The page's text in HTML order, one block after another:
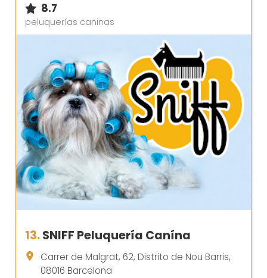
8.7
peluquerías caninas
13.SNIFF Peluquería Canína
Carrer de Malgrat, 62, Distrito de Nou Barris,
08016 Barcelona